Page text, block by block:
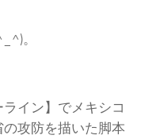
。
イン】でメキシコ
攻防を描いた脚本